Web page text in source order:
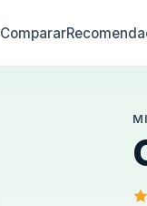
Comparar